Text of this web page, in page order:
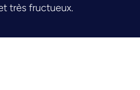
très fructueux.